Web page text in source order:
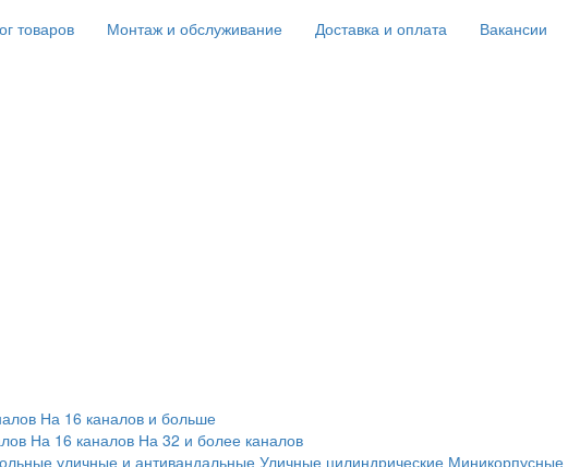
товаров Монтаж и обслуживание Доставка и оплата Вакансии
На 16 каналов и больше
На 16 каналов На 32 и более каналов
уличные и антивандальныеУличные цилиндрические Миникорпусные